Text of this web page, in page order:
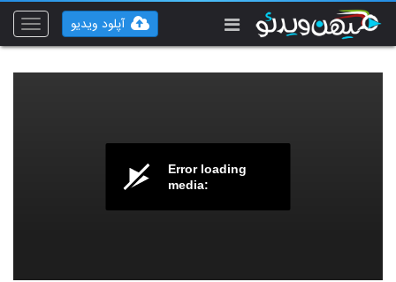
Toggle
آپلود ویدیو
Error loading
media: